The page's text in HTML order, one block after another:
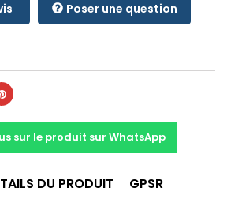
Poser une question
Pinterest
sur le produit sur WhatsApp
DU PRODUIT GPSR